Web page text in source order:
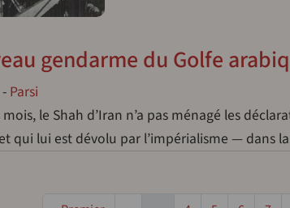
gendarme du Golfe
- Parsi
mois, le Shah d’Iran n’a pas ménagé les
qui lui est dévolu par l’impérialisme — dans